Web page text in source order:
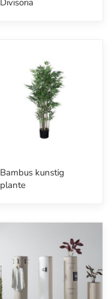
Divisoria
Bambus kunstig
plante